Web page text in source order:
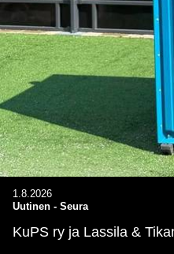
1.8.2026
Uutinen - Seura
KuPS ry ja Lassila &